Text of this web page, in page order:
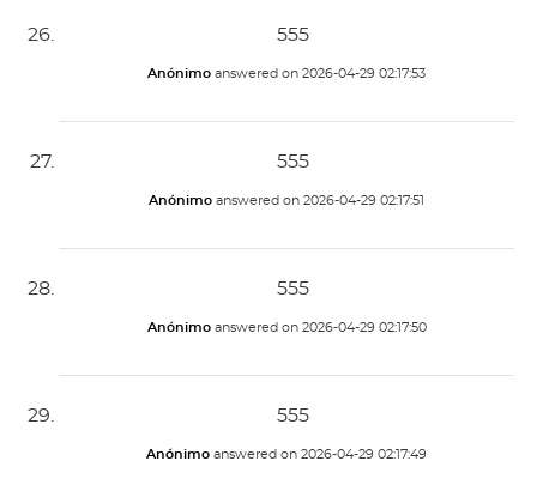
555
Anónimo answered on 2026-04-29 02:17:53
555
Anónimo answered on 2026-04-29 02:17:51
555
Anónimoanswered on 2026-04-29 02:17:50
555
Anónimo answered on 2026-04-29 02:17:49